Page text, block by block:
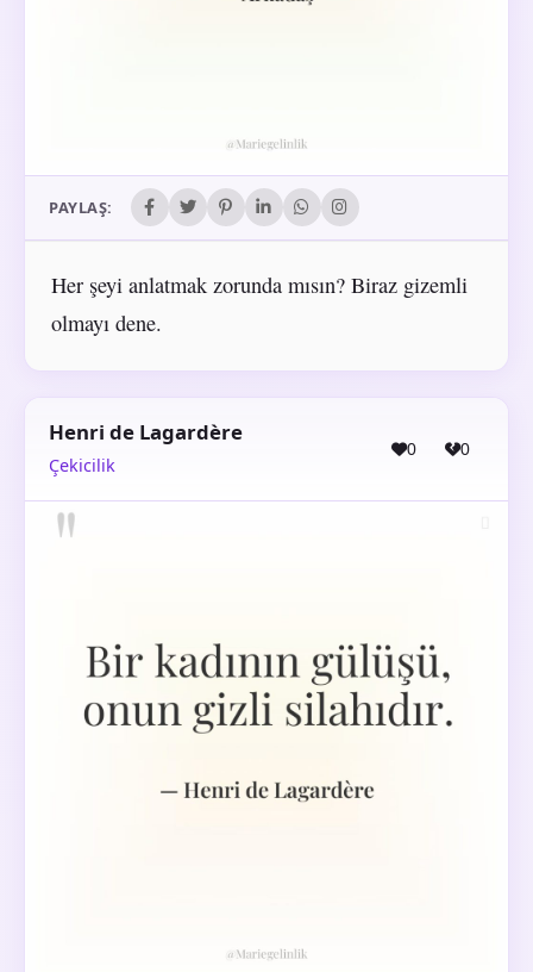
PAYLAŞ:
Her şeyi anlatmak zorunda mısın? Biraz gizemli
olmayı dene.
Henri de Lagardère
Çekicilik
0 0